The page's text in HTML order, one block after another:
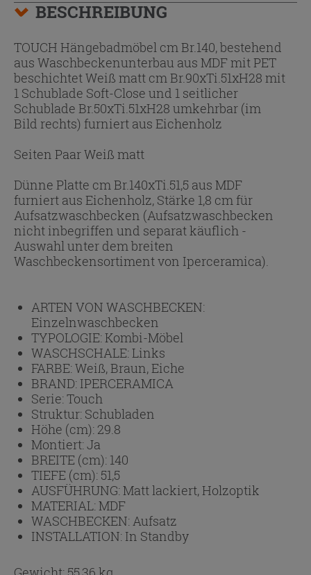
BESCHREIBUNG
TOUCH Hängebadmöbel cm Br.140, bestehend
aus Waschbeckenunterbau aus MDF mit PET
beschichtet Weiß matt cm Br.90xTi.51xH28 mit
1 Schublade Soft-Close und 1 seitlicher
Schublade Br.50xTi.51xH28 umkehrbar (im
Bild rechts) furniert aus Eichenholz
Seiten Paar Weiß matt
Dünne Platte cm Br.140xTi.51,5 aus MDF
furniert aus Eichenholz, Stärke 1,8 cm für
Aufsatzwaschbecken (Aufsatzwaschbecken
nicht inbegriffen und separat käuflich -
Auswahl unter dem breiten
Waschbeckensortiment von Iperceramica).
ARTEN VON WASCHBECKEN:
Einzelnwaschbecken
TYPOLOGIE:Kombi-Möbel
WASCHSCHALE:Links
FARBE:Weiß, Braun, Eiche
BRAND: IPERCERAMICA
Serie:Touch
Struktur: Schubladen
Höhe (cm): 29.8
Montiert:Ja
BREITE (cm): 140
TIEFE (cm): 51,5
AUSFÜHRUNG:Matt lackiert, Holzoptik
MATERIAL:MDF
WASCHBECKEN:Aufsatz
INSTALLATION: In Standby